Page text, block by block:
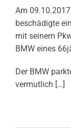
Am
beschädigte
mit seinem
BMW eines
Der BMW
vermutlich […]